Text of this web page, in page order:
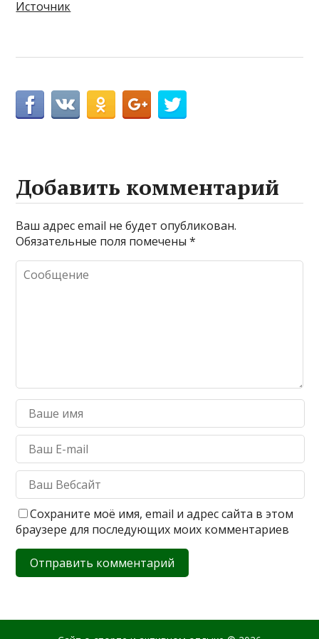
Источник
Добавить комментарий
Ваш адрес email не будет опубликован.
Обязательные поля помечены*
Сохраните моё имя, email и адрес сайта в этом
браузере для последующих моих комментариев